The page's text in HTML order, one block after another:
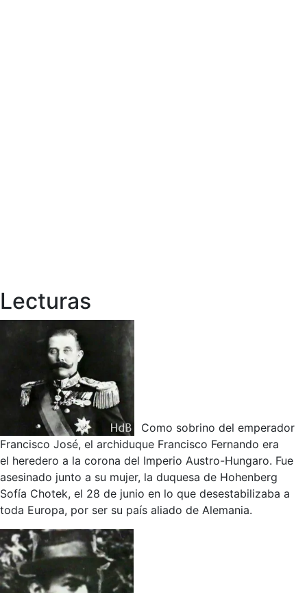
Lecturas
Como sobrino del emperador
Francisco José, el archiduque Francisco Fernando era
el heredero a la corona del Imperio Austro-Hungaro. Fue
asesinado junto a su mujer, la duquesa de Hohenberg
Sofía Chotek, el 28 de junio en lo que desestabilizaba a
toda Europa, por ser su país aliado de Alemania.